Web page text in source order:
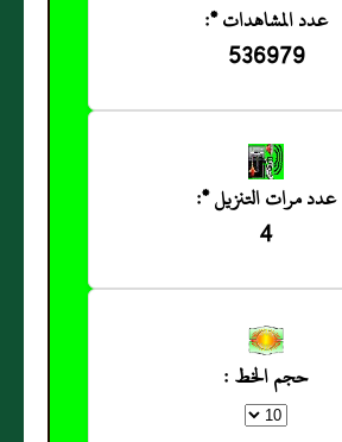
عدد المشاهدات *:
536979
عدد مرات التنزيل *:
4
حجم الخط :